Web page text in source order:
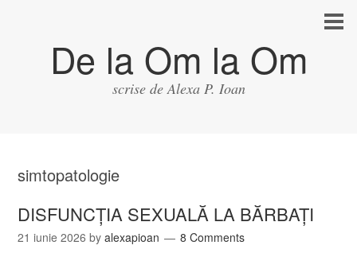
De la Om la Om
scrise de Alexa P. Ioan
simtopatologie
DISFUNCȚIA SEXUALĂ LA BĂRBAȚI
21 iunie 2026 byalexapioan 8 Comments